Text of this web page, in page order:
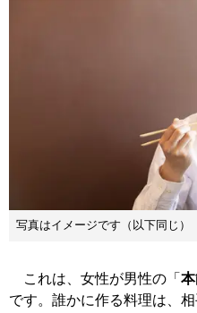
写真はイメージです（以下同じ）
これは、女性が男性の「
です。誰かに作る料理は、